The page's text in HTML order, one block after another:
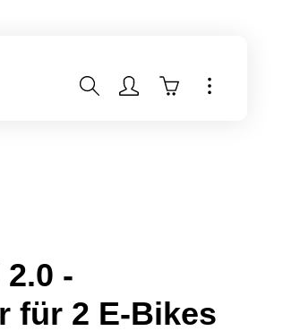
Warenkorb
5 Sternen
-
für 2 E-Bikes